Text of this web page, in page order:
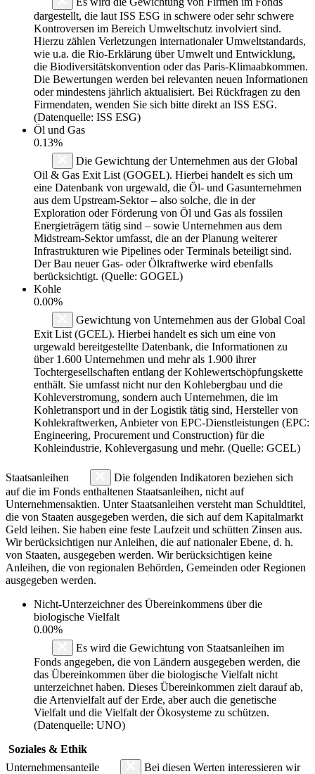
dargestellt, die laut ISS ESG in schwere oder sehr schwere
Kontroversen im Bereich Umweltschutz involviert sind.
Hierzu zählen Verletzungen internationaler Umweltstandards,
wie u.a. die Rio-Erklärung über Umwelt und Entwicklung,
die Biodiversitätskonvention oder das Paris-Klimaabkommen.
Die Bewertungen werden bei relevanten neuen Informationen
oder mindestens jährlich aktualisiert. Bei Rückfragen zu den
Firmendaten, wenden Sie sich bitte direkt an ISS ESG.
(Datenquelle: ISS ESG)
Öl und Gas
0.13%
Die Gewichtung der Unternehmen aus der Global
Oil & Gas Exit List (GOGEL). Hierbei handelt es sich um
eine Datenbank von urgewald, die Öl- und Gasunternehmen
aus dem Upstream-Sektor – also solche, die in der
Exploration oder Förderung von Öl und Gas als fossilen
Energieträgern tätig sind – sowie Unternehmen aus dem
Midstream-Sektor umfasst, die an der Planung weiterer
Infrastrukturen wie Pipelines oder Terminals beteiligt sind.
Der Bau neuer Gas- oder Ölkraftwerke wird ebenfalls
berücksichtigt. (Quelle: GOGEL)
Kohle
0.00%
Gewichtung von Unternehmen aus der Global Coal
Exit List (GCEL). Hierbei handelt es sich um eine von
urgewald bereitgestellte Datenbank, die Informationen zu
über 1.600 Unternehmen und mehr als 1.900 ihrer
Tochtergesellschaften entlang der Kohlewertschöpfungskette
enthält. Sie umfasst nicht nur den Kohlebergbau und die
Kohleverstromung, sondern auch Unternehmen, die im
Kohletransport und in der Logistik tätig sind, Hersteller von
Kohlekraftwerken, Anbieter von EPC-Dienstleistungen (EPC:
Engineering, Procurement und Construction) für die
Kohleindustrie, Kohlevergasung und mehr. (Quelle: GCEL)
Staatsanleihen
Die folgenden Indikatoren beziehen sich
auf die im Fonds enthaltenen Staatsanleihen, nicht auf
Unternehmensaktien. Unter Staatsanleihen versteht man Schuldtitel,
die von Staaten ausgegeben werden, die sich auf dem Kapitalmarkt
Geld leihen. Sie haben eine feste Laufzeit und schütten Zinsen aus.
Wir berücksichtigen nur Anleihen, die auf nationaler Ebene, d. h.
von Staaten, ausgegeben werden. Wir berücksichtigen keine
Anleihen, die von regionalen Behörden, Gemeinden oder Regionen
ausgegeben werden.
Nicht-Unterzeichner des Übereinkommens über die
biologische Vielfalt
0.00%
Es wird die Gewichtung von Staatsanleihen im
Fonds angegeben, die von Ländern ausgegeben werden, die
das Übereinkommen über die biologische Vielfalt nicht
unterzeichnet haben. Dieses Übereinkommen zielt darauf ab,
die Artenvielfalt auf der Erde, aber auch die genetische
Vielfalt und die Vielfalt der Ökosysteme zu schützen.
(Datenquelle: UNO)
Soziales & Ethik
Unternehmensanteile
Bei diesen Werten interessieren wir